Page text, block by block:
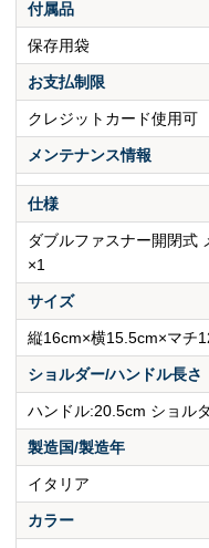
付属品
保存用袋
お支払制限
クレジットカード使用可
メンテナンス情報
仕様
ダブルファスナー開閉式
×1
サイズ
縦16cm×横15.5cm×マチ
ショルダー/ハンドル長さ
ハンドル:20.5cm ショル
製造国/製造年
イタリア
カラー